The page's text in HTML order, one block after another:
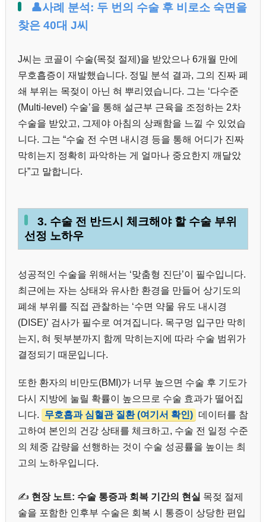
👤사례 분석: 두 번의 수술 후 비로소 숙면을
찾은 40대 J씨
J씨는 코골이 수술(목젖 절제)을 받았으나 6개월 만에
무호흡증이 재발했습니다. 정밀 분석 결과, 그의 진짜 폐
쇄 부위는 목젖이 아닌 혀 뿌리였습니다. 그는 ‘다수준
(Multi-level) 수술’을 통해 설근부 근육을 조정하는 2차
수술을 받았고, 그제야 아침의 상쾌함을 느낄 수 있었습
니다. 그는 “수술 전 수면 내시경 등을 통해 어디가 진짜
막히는지 정확히 파악하는 게 얼마나 중요한지 깨달았
다”고 말합니다.
3. 수술 전 반드시 체크해야 할 수술 부위
선정 노하우
성공적인 수술을 위해서는 ‘맞춤형 진단’이 필수입니다.
최근에는 자는 상태와 유사한 환경을 만들어 상기도의
폐쇄 부위를 직접 관찰하는 ‘수면 약물 유도 내시경
(DISE)’ 검사가 필수로 여겨집니다. 목구멍 입구만 막히
는지, 혀 뒷부분까지 함께 막히는지에 따라 수술 범위가
결정되기 때문입니다.
또한 환자의 비만도(BMI)가 너무 높으면 수술 후 기도가
다시 지방에 눌릴 확률이 높으므로 수술 효과가 떨어집
니다.
무호흡과 심혈관 질환 (여기서 확인) 데이터를 참
고하여 본인의 건강 상태를 체크하고, 수술 전 일정 수준
의 체중 감량을 선행하는 것이 수술 성공률을 높이는 최
고의 노하우입니다.
✍️ 현장 노트: 수술 통증과 회복 기간의 현실 목젖 절제
술을 포함한 인후부 수술은 회복 시 통증이 상당한 편입